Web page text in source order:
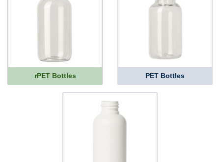
rPET Bottles PET Bottles